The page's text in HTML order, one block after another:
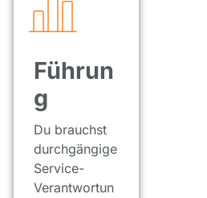
Führun
g
Du brauchst
durchgängige
Service-
Verantwortun